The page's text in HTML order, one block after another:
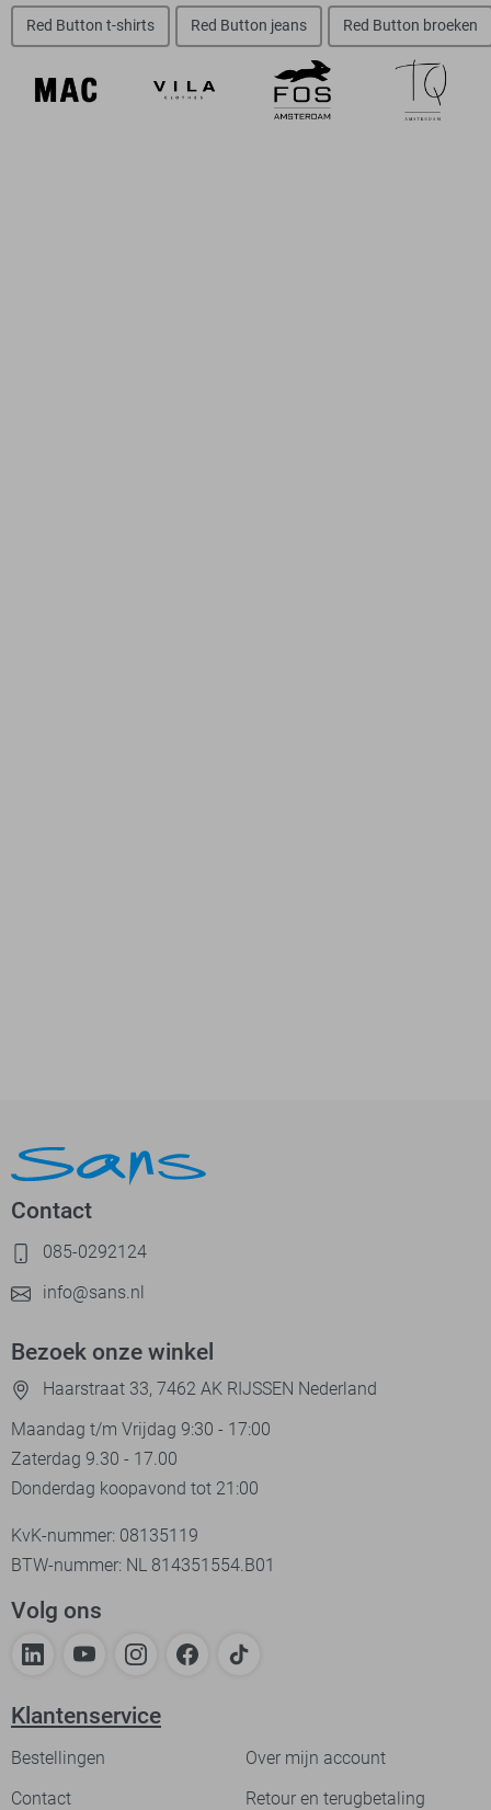
Red Button t-shirts Red Button jeans Red Button broeken
Contact
085-0292124
info@sans.nl
Bezoek onze winkel
Haarstraat 33, 7462 AK RIJSSEN Nederland
Maandag t/m Vrijdag 9:30 - 17:00
Zaterdag 9.30 - 17.00
Donderdag koopavond tot 21:00
KvK-nummer: 08135119
BTW-nummer: NL 814351554.B01
Volg ons
Klantenservice
Bestellingen
Over mijn account
Contact
Retour en terugbetaling